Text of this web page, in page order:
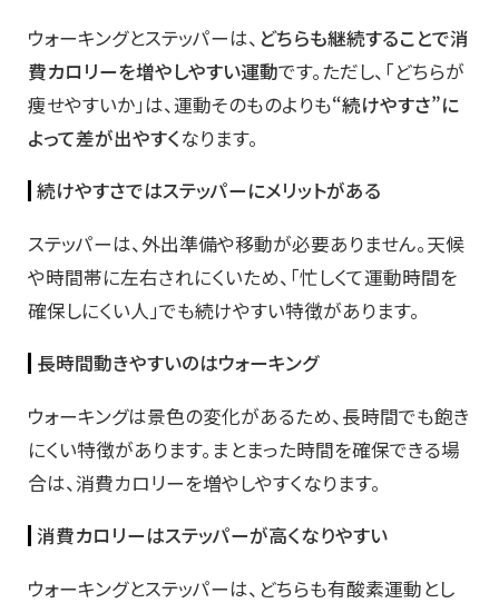
ウォーキングとステッパーは、 どちらも継続することで消
費カロリーを増やしやすい運動です。ただし、「どちらが
痩せやすいか」は、運動そのものよりも“続けやすさ”に
よって差が出やすくなります。
続けやすさではステッパーにメリットがある
ステッパーは、外出準備や移動が必要ありません。天候
や時間帯に左右されにくいため、「忙しくて運動時間を
確保しにくい人」でも続けやすい特徴があります。
長時間動きやすいのはウォーキング
ウォーキングは景色の変化があるため、長時間でも飽き
にくい特徴があります。まとまった時間を確保できる場
合は、消費カロリーを増やしやすくなります。
消費カロリーはステッパーが高くなりやすい
ウォーキングとステッパーは、どちらも有酸素運動とし